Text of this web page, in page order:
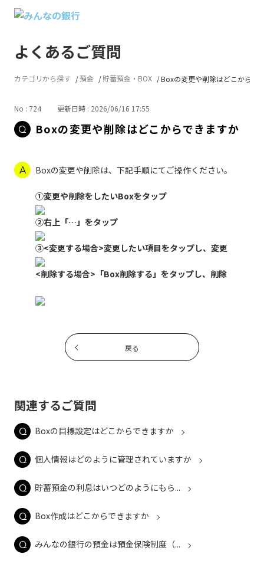
よくあるご質問
カテゴリから探す 預金 貯蓄預金・BOX Boxの変更や削除はどこからで
No : 724 更新日時 : 2026/06/16 17:55
Boxの変更や削除はどこからできますか
Boxの変更や削除は、下記手順にてご操作ください。
①変更や削除をしたいBoxをタップ
②右上「…」をタップ
③<変更する場合>変更したい項目をタップし、変更
<削除する場合>「Box削除する」をタップし、削除
戻る
関連するご質問
Boxの目標設定はどこからできますか
個人情報はどのように管理されていますか
貯蓄預金の利息はいつどのようにもら...
Box作成はどこからできますか
みんなの銀行の預金は預金保険制度（...